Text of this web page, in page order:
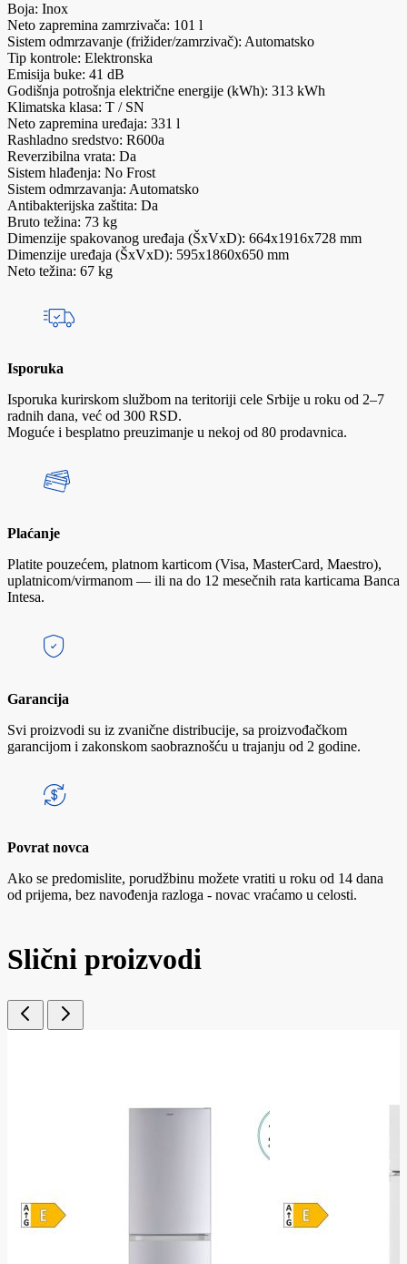
Boja: Inox
Neto zapremina zamrzivača: 101 l
Sistem odmrzavanje (frižider/zamrzivač): Automatsko
Tip kontrole: Elektronska
Emisija buke: 41 dB
Godišnja potrošnja električne energije (kWh): 313 kWh
Klimatska klasa: T / SN
Neto zapremina uređaja: 331 l
Rashladno sredstvo: R600a
Reverzibilna vrata: Da
Sistem hlađenja: No Frost
Sistem odmrzavanja: Automatsko
Antibakterijska zaštita: Da
Bruto težina: 73 kg
Dimenzije spakovanog uređaja (ŠxVxD): 664x1916x728 mm
Dimenzije uređaja (ŠxVxD): 595x1860x650 mm
Neto težina: 67 kg
Isporuka
Isporuka kurirskom službom na teritoriji cele Srbije u roku od 2–7
radnih dana, već od 300 RSD.
Moguće i besplatno preuzimanje u nekoj od 80 prodavnica.
Plaćanje
Platite pouzećem, platnom karticom (Visa, MasterCard, Maestro),
uplatnicom/virmanom — ili na do 12 mesečnih rata karticama Banca
Intesa.
Garancija
Svi proizvodi su iz zvanične distribucije, sa proizvođačkom
garancijom i zakonskom saobraznošću u trajanju od 2 godine.
Povrat novca
Ako se predomislite, porudžbinu možete vratiti u roku od 14 dana
od prijema, bez navođenja razloga - novac vraćamo u celosti.
Slični proizvodi